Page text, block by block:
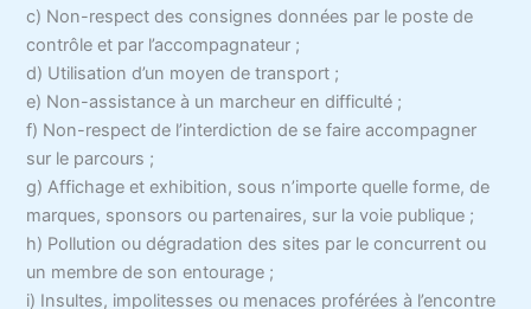
c) Non-respect des consignes données par le poste de
contrôle et par l’accompagnateur ;
d) Utilisation d’un moyen de transport ;
e) Non-assistance à un marcheur en difficulté ;
f) Non-respect de l’interdiction de se faire accompagner
sur le parcours ;
g) Affichage et exhibition, sous n’importe quelle forme, de
marques, sponsors ou partenaires, sur la voie publique ;
h) Pollution ou dégradation des sites par le concurrent ou
un membre de son entourage ;
i) Insultes, impolitesses ou menaces proférées à l’encontre